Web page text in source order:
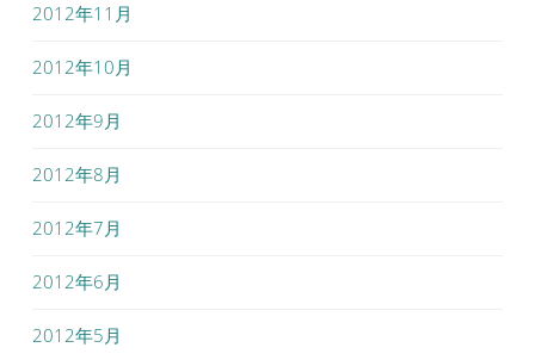
2012年11月
2012年10月
2012年9月
2012年8月
2012年7月
2012年6月
2012年5月